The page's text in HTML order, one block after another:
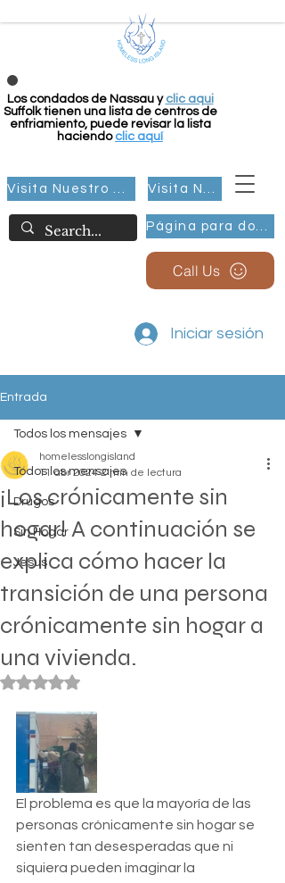
Los condados de Nassau y clic aqui
Suffolk tienen una lista de centros de
enfriamiento, puede revisar la lista
haciendo clic aquí
Página para donar
Visita Nuestro Grupo Visita Nuestro Grupo
Call Us
Iniciar sesión
Entrada
Todos los mensajes
Drugos
Sin Hogar
Jesus
Todos los mensajes
¡Los crónicamente sin
hogar! A continuación se
explica cómo hacer la
transición de una persona
crónicamente sin hogar a
una vivienda.
homelesslongisland
11 abr 2024 2 min de lectura
Obtuvo NaN de 5 estrellas.
El problema es que la mayoría de las
personas crónicamente sin hogar se
sienten tan desesperadas que ni
siquiera pueden imaginar la